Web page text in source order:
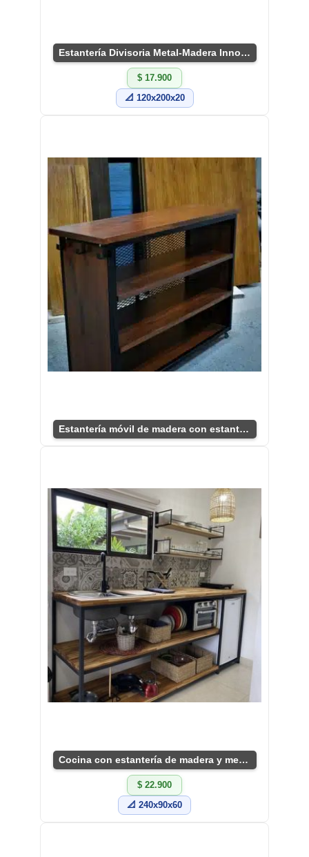
Estantería Divisoria Metal-Madera Innovadora
$ 17.900
📐 120x200x20
Estantería móvil de madera con estantes de metal
Cocina con estantería de madera y metal elegante.
$ 22.900
📐 240x90x60